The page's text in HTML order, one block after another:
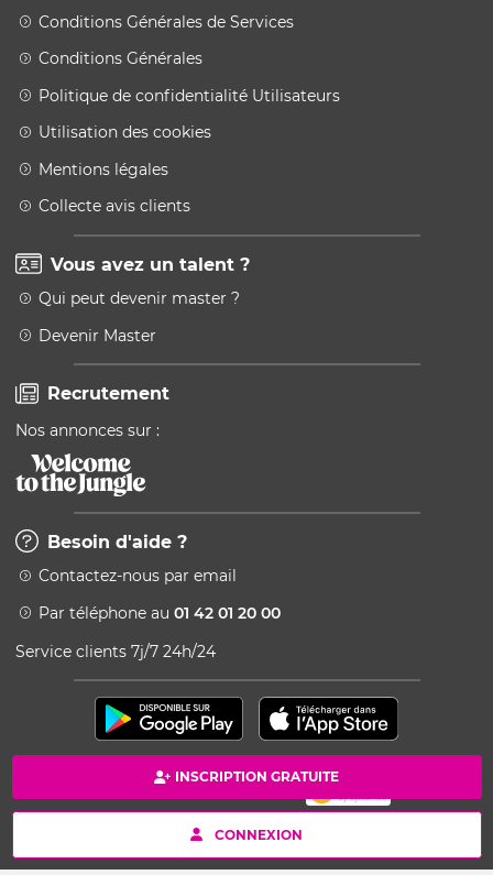
INSCRIPTION GRATUITE
CONNEXION
Conditions Générales de Services
Conditions Générales
Politique de confidentialité Utilisateurs
Utilisation des cookies
Mentions légales
Collecte avis clients
Vous avez un talent ?
Qui peut devenir master ?
Devenir Master
Recrutement
Nos annonces sur :
Besoin d'aide ?
Contactez-nous par email
Par téléphone au 01 42 01 20 00
Service clients 7j/7 24h/24
Paiement 100% sécurisé
Copyright © 2026 Kang - Powered by Ingenio